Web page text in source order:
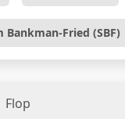
Bankman-Fried (SBF)
Flop